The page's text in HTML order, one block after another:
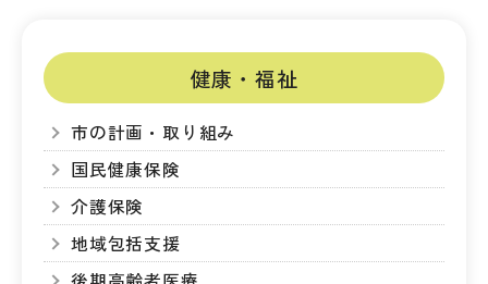
健康・福祉
市の計画・取り組み
国民健康保険
介護保険
地域包括支援